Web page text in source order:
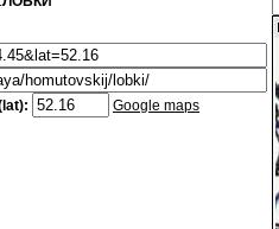
Google maps